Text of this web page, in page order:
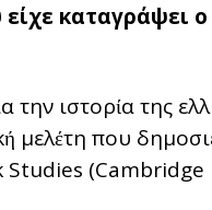
καταγράψει
ιστορία της
μελέτη που
(Cambridge